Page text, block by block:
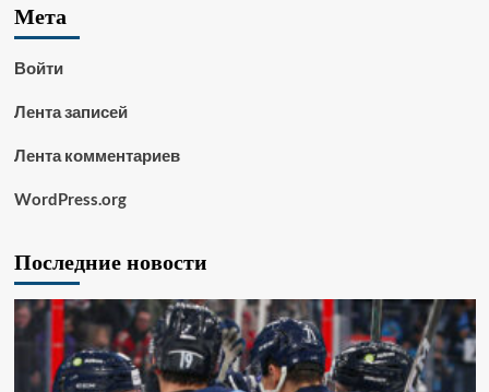
Мета
Войти
Лента записей
Лента комментариев
WordPress.org
Последние новости